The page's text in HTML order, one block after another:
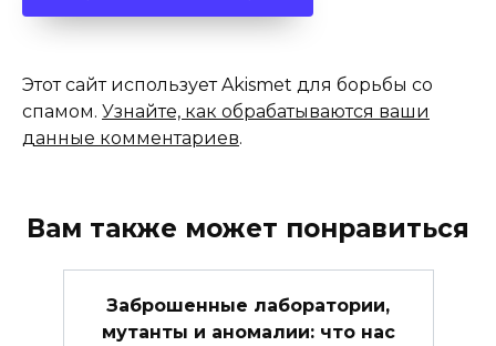
Этот сайт использует Akismet для борьбы со
спамом. Узнайте, как обрабатываются ваши
данные комментариев.
Вам также может понравиться
Заброшенные лаборатории,
мутанты и аномалии: что нас